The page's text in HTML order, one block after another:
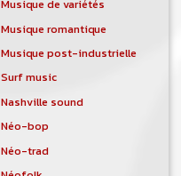
Musique de variétés
Musique romantique
Musique post-industrielle
Surf music
Nashville sound
Néo-bop
Néo-trad